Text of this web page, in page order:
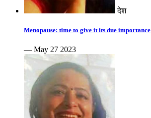
देश
Menopause: time to give it its due importance
— May 27 2023